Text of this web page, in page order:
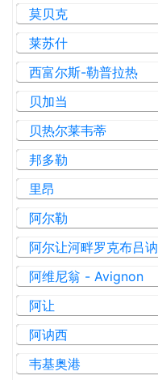
莫贝克
莱苏什
西富尔斯-勒普拉热
贝加当
贝热尔莱韦蒂
邦多勒
里昂
阿尔勒
阿尔让河畔罗克布吕讷
阿维尼翁 - Avignon
阿让
阿讷西
韦基奥港